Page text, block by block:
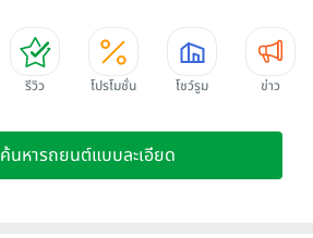
รีวิว โปรโมชั่น โชว์รูม ข่าว
ค้นหารถยนต์แบบละเอียด